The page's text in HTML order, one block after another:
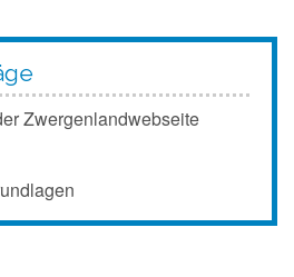
Zwergenlandwebseite